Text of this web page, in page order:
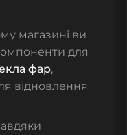
магазині ви
для
фар,
відновлення